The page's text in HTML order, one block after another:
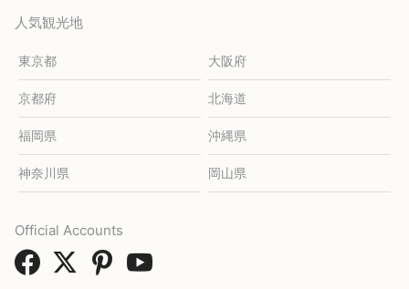
人気観光地
東京都 大阪府
京都府 北海道
福岡県 沖縄県
神奈川県 岡山県
Official Accounts